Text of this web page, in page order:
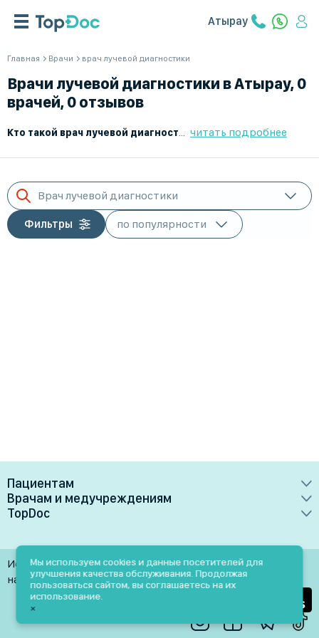
Атырау
Главная Врачи врач лучевой диагностики
Врачи лучевой диагностики в Атырау, 0
врачей, 0 отзывов
Врач лучевой
читать подробнее
Врач лучевой диагностики
Фильтры
Пациентам
Врачи
Клиники
Лаборатории
Услуги
Блог
Акции и скидки
Врачам и медучреждениям
Преимущества
Медучреждениям
Врачам
TopDoc
Контакты
Помощь
Использование материалов разрешено только при
наличии активной ссылки на источник
Мы используем cookies и данные посетителей для
улучшения качества обслуживания. Продолжая
пользоваться сайтом, вы соглашаетесь на их
использование.
×